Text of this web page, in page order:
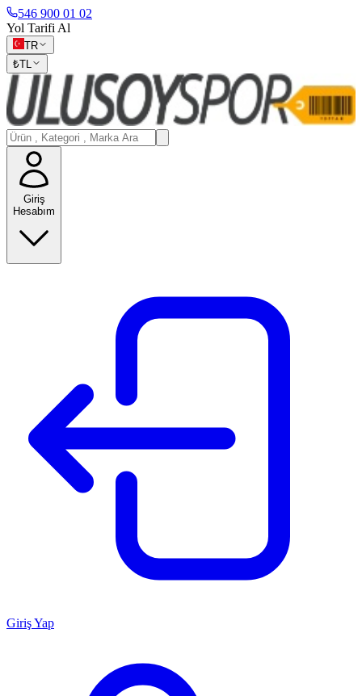
546 900 01 02
Yol Tarifi Al
TR
₺TL
Giriş
Hesabım
Giriş Yap